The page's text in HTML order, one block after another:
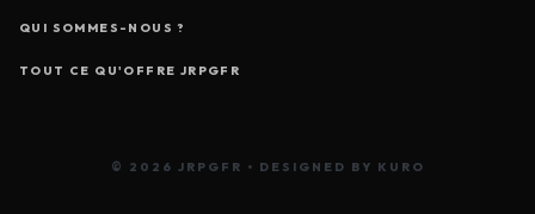
QUI SOMMES-NOUS ?
TOUT CE QU'OFFRE JRPGFR
© 2026 JRPGFR • DESIGNED BY KURO